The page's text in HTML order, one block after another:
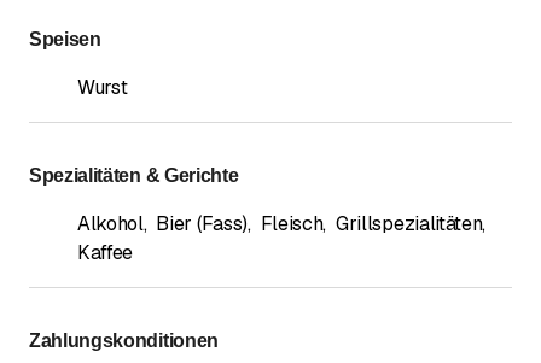
Speisen
Wurst
Spezialitäten & Gerichte
Alkohol, Bier (Fass), Fleisch, Grillspezialitäten,
Kaffee
Zahlungskonditionen